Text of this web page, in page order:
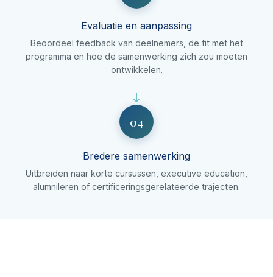
Evaluatie en aanpassing
Beoordeel feedback van deelnemers, de fit met het
programma en hoe de samenwerking zich zou moeten
ontwikkelen.
04
Bredere samenwerking
Uitbreiden naar korte cursussen, executive education,
alumnileren of certificeringsgerelateerde trajecten.